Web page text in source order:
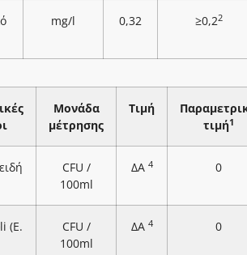
mg/l 0,32 ≥0,22
Μονάδα
μέτρησης
Τιμή
τιμή1
CFU /
100ml
ΔΑ 4 0
(E.
CFU /
100ml
ΔΑ 4 0